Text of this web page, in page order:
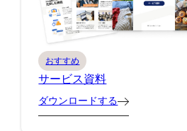
おすすめ
サービス資料
ダウンロードする